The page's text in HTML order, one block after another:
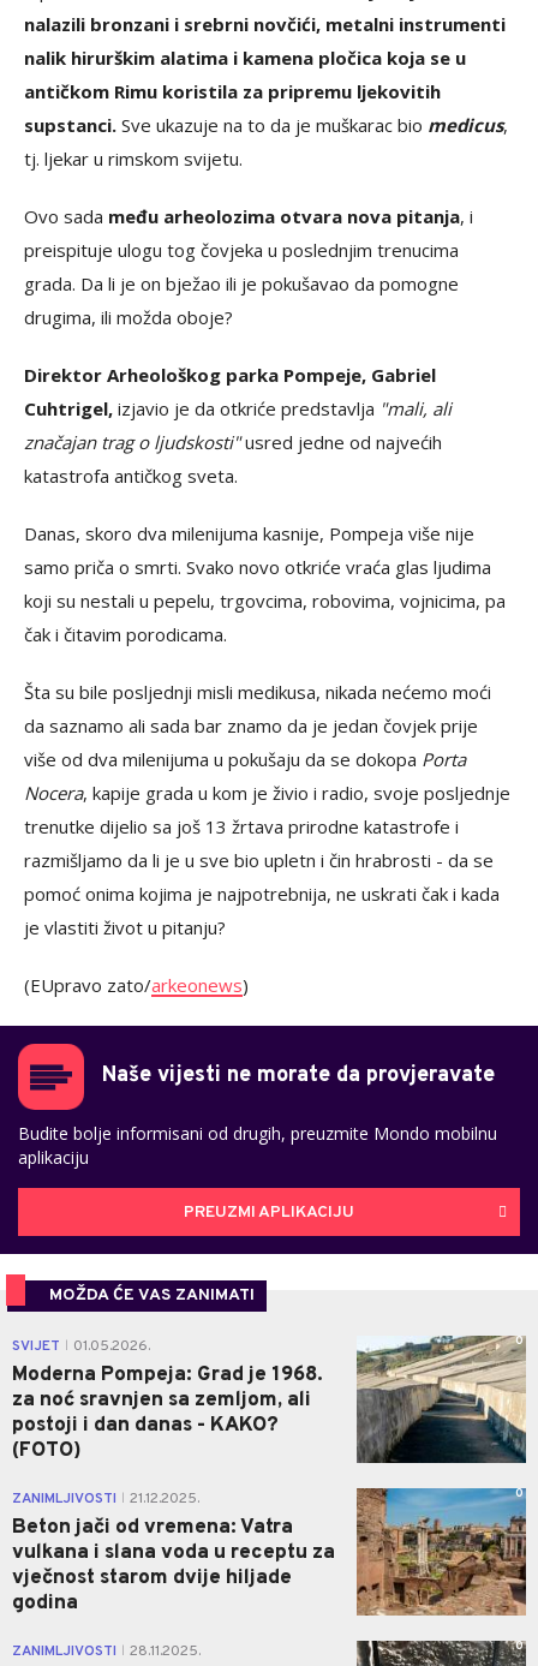
nalazili bronzani i srebrni novčići, metalni instrumenti
nalik hirurškim alatima i kamena pločica koja se u
antičkom Rimu koristila za pripremu ljekovitih
supstanci. Sve ukazuje na to da je muškarac bio medicus,
tj. ljekar u rimskom svijetu.
Ovo sada među arheolozima otvara nova pitanja, i
preispituje ulogu tog čovjeka u poslednjim trenucima
grada. Da li je on bježao ili je pokušavao da pomogne
drugima, ili možda oboje?
Direktor Arheološkog parka Pompeje, Gabriel
Cuhtrigel, izjavio je da otkriće predstavlja "mali, ali
značajan trag o ljudskosti"usred jedne od najvećih
katastrofa antičkog sveta.
Danas, skoro dva milenijuma kasnije, Pompeja više nije
samo priča o smrti. Svako novo otkriće vraća glas ljudima
koji su nestali u pepelu, trgovcima, robovima, vojnicima, pa
čak i čitavim porodicama.
Šta su bile posljednji misli medikusa, nikada nećemo moći
da saznamo ali sada bar znamo da je jedan čovjek prije
više od dva milenijuma u pokušaju da se dokopa Porta
Nocera, kapije grada u kom je živio i radio, svoje posljednje
trenutke dijelio sa još 13 žrtava prirodne katastrofe i
razmišljamo da li je u sve bio upletn i čin hrabrosti - da se
pomoć onima kojima je najpotrebnija, ne uskrati čak i kada
je vlastiti život u pitanju?
(EUpravo zato/arkeonews)
Naše vijesti ne morate da provjeravate
Budite bolje informisani od drugih, preuzmite Mondo mobilnu
aplikaciju
PREUZMI APLIKACIJU
MOŽDA ĆE VAS ZANIMATI
SVIJET 01.05.2026.
Moderna Pompeja: Grad je 1968.
za noć sravnjen sa zemljom, ali
postoji i dan danas - KAKO?
(FOTO)
0
ZANIMLJIVOSTI 21.12.2025.
Beton jači od vremena: Vatra
vulkana i slana voda u receptu za
vječnost starom dvije hiljade
godina
0
ZANIMLJIVOSTI 28.11.2025. 0